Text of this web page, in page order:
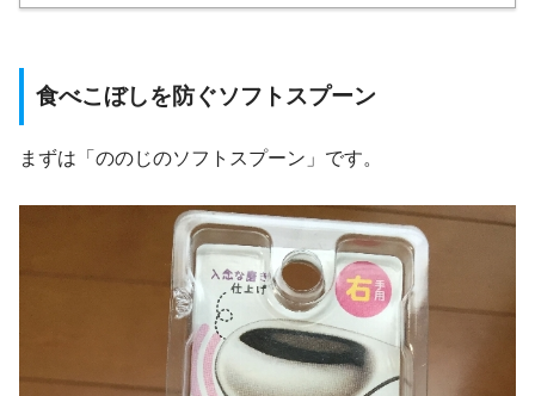
食べこぼしを防ぐソフトスプーン
まずは「ののじのソフトスプーン」です。